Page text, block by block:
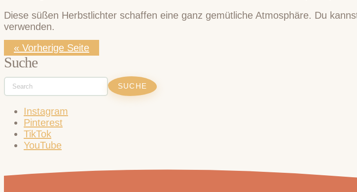
Diese süßen Herbstlichter schaffen eine ganz gemütliche Atmosphäre. Du
verwenden.
« Vorherige Seite
Suche
Instagram
Pinterest
TikTok
YouTube